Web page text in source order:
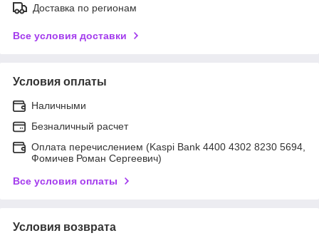
Доставка по регионам
Все условия доставки
Условия оплаты
Наличными
Безналичный расчет
Оплата перечислением (Kaspi Bank 4400 4302 8230 5694,
Фомичев Роман Сергеевич)
Все условия оплаты
Условия возврата